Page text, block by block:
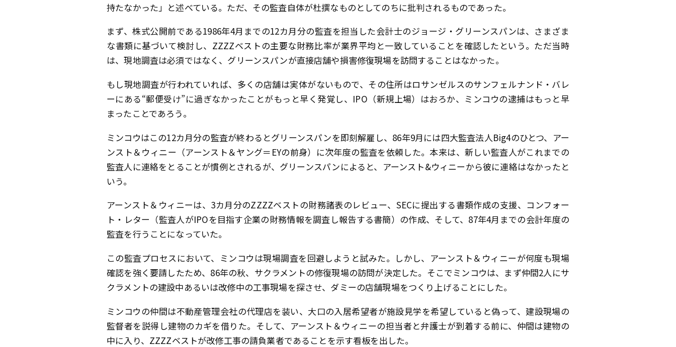
持たなかった」と述べている。ただ、その監査自体が杜撰なものとしてのちに批判されるものであった。
まず、株式公開前である1986年4月までの12カ月分の監査を担当した会計士のジョージ・グリーンスパンは、さまざま
な書類に基づいて検討し、ZZZZベストの主要な財務比率が業界平均と一致していることを確認したという。ただ当時
は、現地調査は必須ではなく、グリーンスパンが直接店舗や損害修復現場を訪問することはなかった。
もし現地調査が行われていれば、多くの店舗は実体がないもので、その住所はロサンゼルスのサンフェルナンド・バレ
ーにある“郵便受け”に過ぎなかったことがもっと早く発覚し、IPO（新規上場）はおろか、ミンコウの逮捕はもっと早
まったことであろう。
ミンコウはこの12カ月分の監査が終わるとグリーンスパンを即刻解雇し、86年9月には四大監査法人Big4のひとつ、アー
ンスト＆ウィニー（アーンスト＆ヤング＝EYの前身）に次年度の監査を依頼した。本来は、新しい監査人がこれまでの
監査人に連絡をとることが慣例とされるが、グリーンスパンによると、アーンスト&ウィニーから彼に連絡はなかったと
いう。
アーンスト＆ウィニーは、3カ月分のZZZZベストの財務諸表のレビュー、SECに提出する書類作成の支援、コンフォー
ト・レター（監査人がIPOを目指す企業の財務情報を調査し報告する書簡）の作成、そして、87年4月までの会計年度の
監査を行うことになっていた。
この監査プロセスにおいて、ミンコウは現場調査を回避しようと試みた。しかし、アーンスト＆ウィニーが何度も現場
確認を強く要請したため、86年の秋、サクラメントの修復現場の訪問が決定した。そこでミンコウは、まず仲間2人にサ
クラメントの建設中あるいは改修中の工事現場を探させ、ダミーの店舗現場をつくり上げることにした。
ミンコウの仲間は不動産管理会社の代理店を装い、大口の入居希望者が施設見学を希望していると偽って、建設現場の
監督者を説得し建物のカギを借りた。そして、アーンスト＆ウィニーの担当者と弁護士が到着する前に、仲間は建物の
中に入り、ZZZZベストが改修工事の請負業者であることを示す看板を出した。